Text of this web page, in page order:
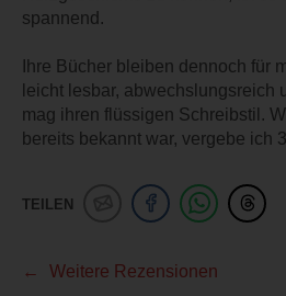
spannend.
Ihre Bücher bleiben dennoch für
leicht lesbar, abwechslungsreich
mag ihren flüssigen Schreibstil.
bereits bekannt war, vergebe ich
TEILEN
Weitere Rezensionen